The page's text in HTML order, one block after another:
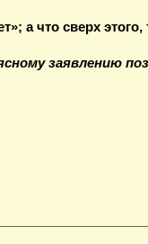
а что сверх этого,
заявлению